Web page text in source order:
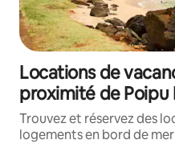
Locations de
proximité de Poipu
Trouvez et réservez des
logements en bord de